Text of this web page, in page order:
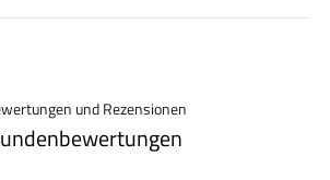
und Rezensionen